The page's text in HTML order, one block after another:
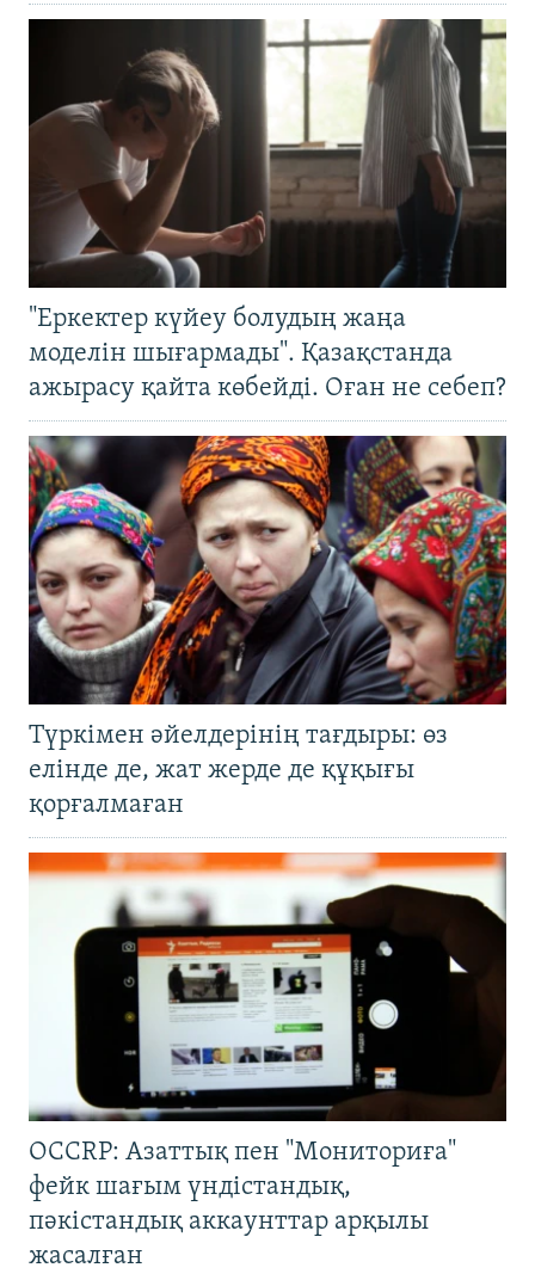
"Еркектер күйеу болудың жаңа
моделін шығармады". Қазақстанда
ажырасу қайта көбейді. Оған не себеп?
Түркімен әйелдерінің тағдыры: өз
елінде де, жат жерде де құқығы
қорғалмаған
OCCRP: Азаттық пен "Мониториға"
фейк шағым үндістандық,
пәкістандық аккаунттар арқылы
жасалған